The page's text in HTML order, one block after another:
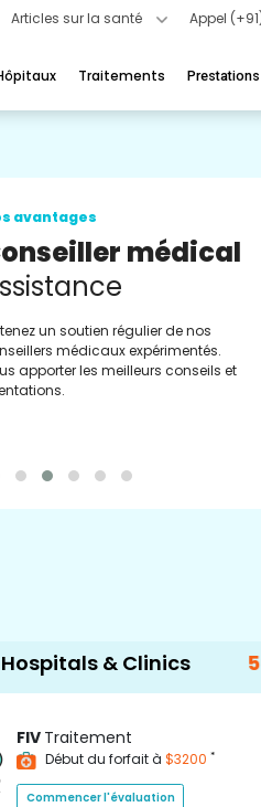
Articles sur la santé Appel
Traitements
avantages
médical
un soutien régulier de nos
médicaux expérimentés.
apporter les meilleurs conseils et
& Clinics 500+
FIV Traitement
Début du forfait à $3200 *
Commencer l'évaluation